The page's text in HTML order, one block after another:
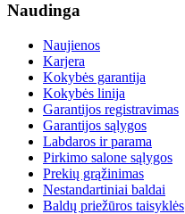
Naudinga
Naujienos
Karjera
Kokybės garantija
Kokybės linija
Garantijos registravimas
Garantijos sąlygos
Labdaros ir parama
Pirkimo salone sąlygos
Prekių grąžinimas
Nestandartiniai baldai
Baldų priežūros taisyklės